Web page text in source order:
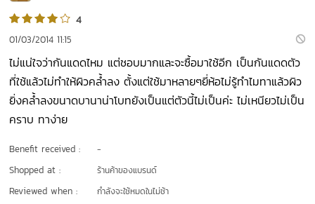
4
01/03/2014 11:15
ไม่แน่ใจว่ากันแดดไหม แต่ชอบมากและจะซื้อมาใช้อีก เป็นกันแดดตัว
ที่ใช้แล้วไม่ทำให้ผิวคล้ำลง ตั้งแต่ใช้มาหลายๆยี่ห้อไม่รู้ทำไมทาแล้วผิว
ยิ่งคล้ำลงขนาดบานาน่าโบทยังเป็นแต่ตัวนี้ไม่เป็นค่ะ ไม่เหนียวไม่เป็น
คราบ ทาง่าย
Benefit received : -
Shopped at : ร้านค้าของแบรนด์
Reviewed when : กำลังจะใช้หมดในไม่ช้า